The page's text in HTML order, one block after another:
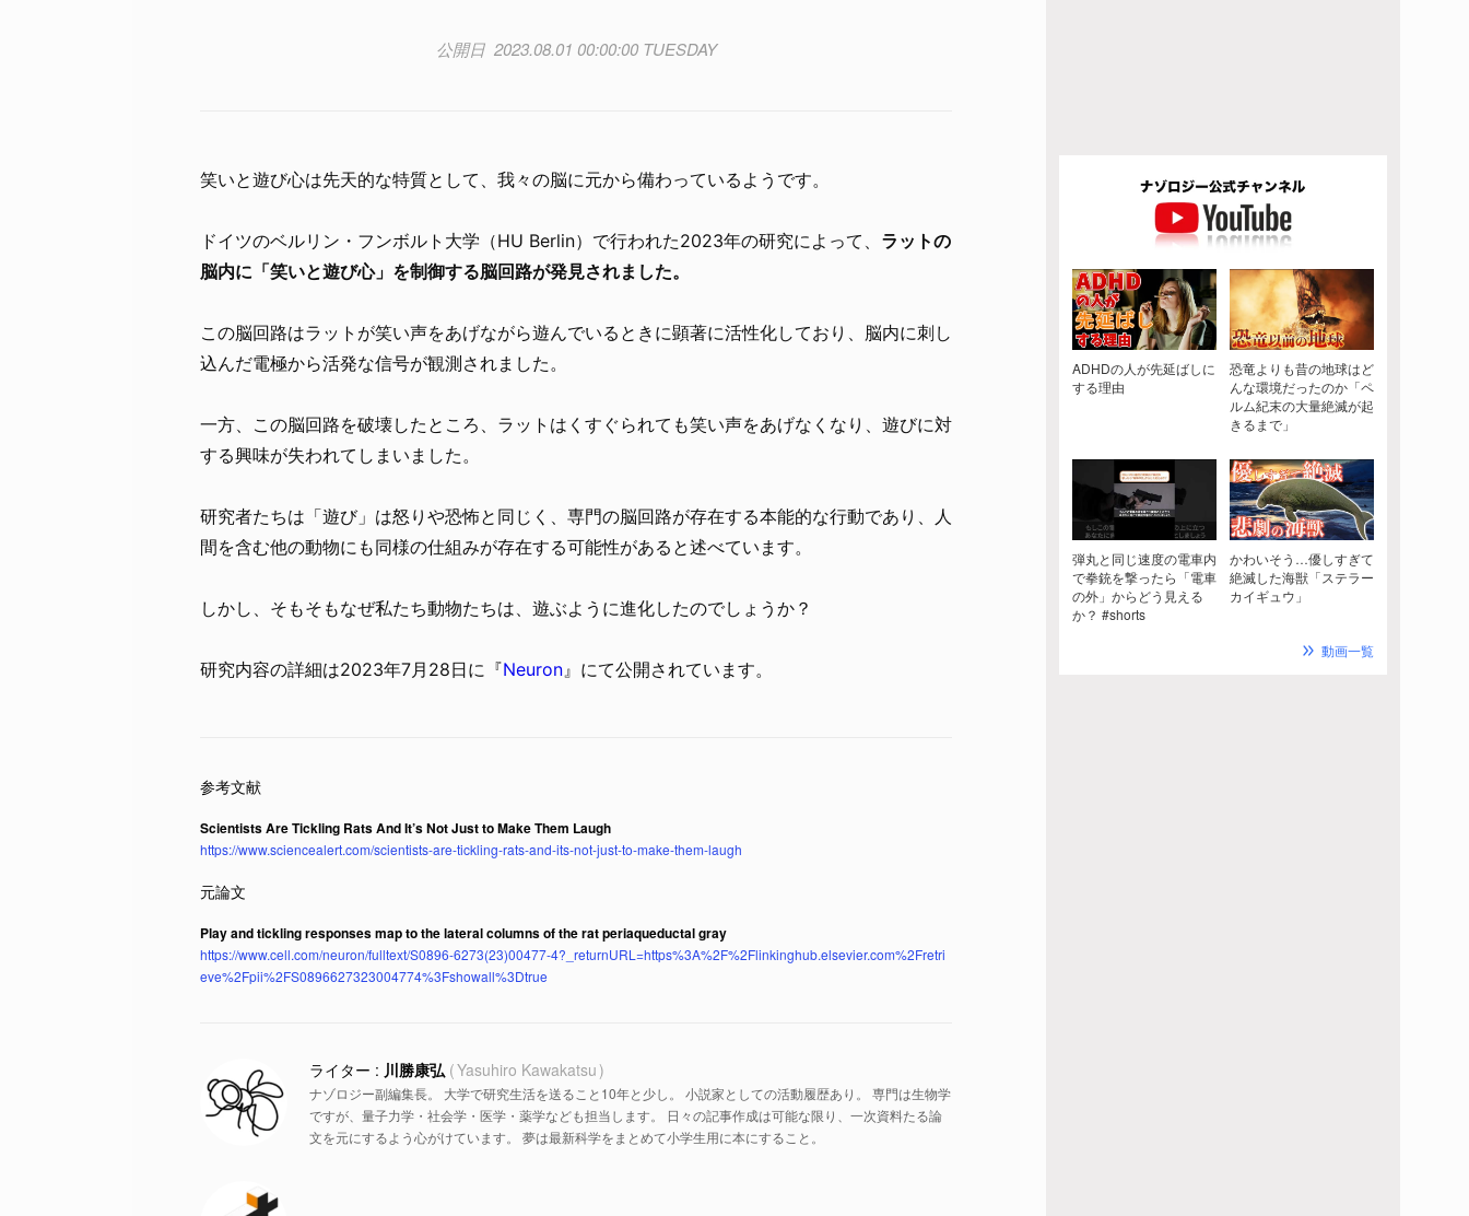
2023.08.01 00:00:00 TUESDAY
笑いと遊び心は先天的な特質として、我々の脳に元から備わっているようです。
ドイツのベルリン・フンボルト大学（HU Berlin）で行われた2023年の研究によって、 ラットの
脳内に「笑いと遊び心」を制御する脳回路が発見されました。
この脳回路はラットが笑い声をあげながら遊んでいるときに顕著に活性化しており、脳内に刺し
込んだ電極から活発な信号が観測されました。
一方、この脳回路を破壊したところ、ラットはくすぐられても笑い声をあげなくなり、遊びに対
する興味が失われてしまいました。
研究者たちは「遊び」は怒りや恐怖と同じく、専門の脳回路が存在する本能的な行動であり、人
間を含む他の動物にも同様の仕組みが存在する可能性があると述べています。
しかし、そもそもなぜ私たち動物たちは、遊ぶように進化したのでしょうか？
研究内容の詳細は2023年7月28日に『Neuron』にて公開されています。
Scientists Are Tickling Rats And It’s Not Just to Make Them Laugh
https://www.sciencealert.com/scientists-are-tickling-rats-and-its-not-just-to-make-them-laugh
Play and tickling responses map to the lateral columns of the rat periaqueductal gray
https://www.cell.com/neuron/fulltext/S0896-6273(23)00477-4?_returnURL=https%3A%2F%2Flinkinghub.elsevier.com%2Fretri
eve%2Fpii%2FS0896627323004774%3Fshowall%3Dtrue
川勝康弘 Yasuhiro Kawakatsu
ナゾロジー副編集長。 大学で研究生活を送ること10年と少し。 小説家としての活動履歴あり。 専門は生物学
ですが、量子力学・社会学・医学・薬学なども担当します。 日々の記事作成は可能な限り、一次資料たる論
文を元にするよう心がけています。 夢は最新科学をまとめて小学生用に本にすること。
ADHDの人が先延ばしに
する理由
恐竜よりも昔の地球はど
んな環境だったのか「ペ
ルム紀末の大量絶滅が起
きるまで」
弾丸と同じ速度の電車内
で拳銃を撃ったら「電車
の外」からどう見える
か？ #shorts
かわいそう…優しすぎて
絶滅した海獣「ステラー
カイギュウ」
動画一覧